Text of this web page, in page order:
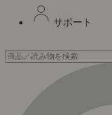
サポート